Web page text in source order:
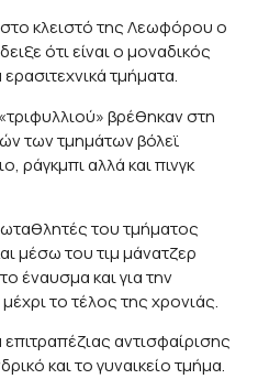
κλειστό της Λεωφόρου ο
ότι είναι ο μοναδικός
τμήματα.
βρέθηκαν στη
των τμημάτων βόλεϊ
ράγκμπι αλλά και πινγκ
του τμήματος
μέσω του τιμ μάνατζερ
έναυσμα και για την
το τέλος της χρονιάς.
αντισφαίρισης
και το γυναικείο τμήμα.